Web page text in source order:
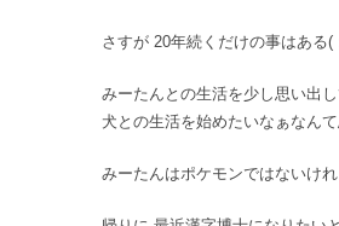
さすが 20年続くだけの事はある
みーたんとの生活を少し思い出
犬との生活を始めたいなぁなんて
みーたんはポケモンではないけれ